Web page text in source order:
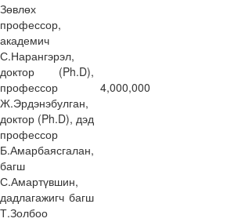
Зөвлөх
профессор,
академич
С.Нарангэрэл,
доктор (Ph.D),
профессор
Ж.Эрдэнэбулган,
доктор (Ph.D), дэд
профессор
Б.Амарбаясгалан,
багш
С.Амартүвшин,
дадлагажигч багш
Т.Золбоо
4,000,000